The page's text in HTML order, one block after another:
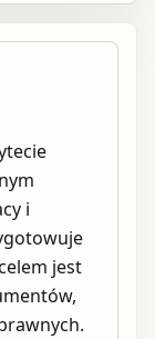
i
jest